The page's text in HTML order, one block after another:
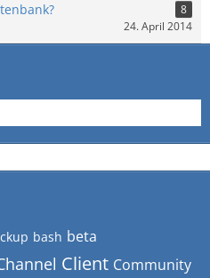
8
24. April 2014
bash beta
Client Community